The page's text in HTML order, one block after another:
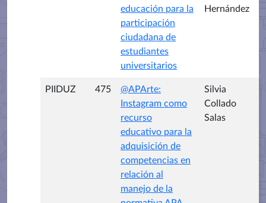
educación para la
participación
ciudadana de
estudiantes
universitarios
Hernández
PIIDUZ 475
@APArte:
Instagram como
recurso
educativo para la
adquisición de
competencias en
relación al
manejo de la
Silvia
Collado
Salas